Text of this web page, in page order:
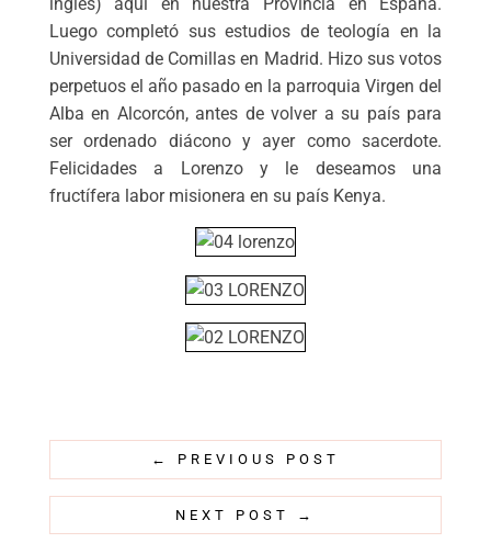
Luego completó sus estudios de teología en la
Universidad de Comillas en Madrid. Hizo sus votos
perpetuos el año pasado en la parroquia Virgen del
Alba en Alcorcón, antes de volver a su país para
ser ordenado diácono y ayer como sacerdote.
Felicidades a Lorenzo y le deseamos una
fructífera labor misionera en su país Kenya.
← PREVIOUS POST
NEXT POST →